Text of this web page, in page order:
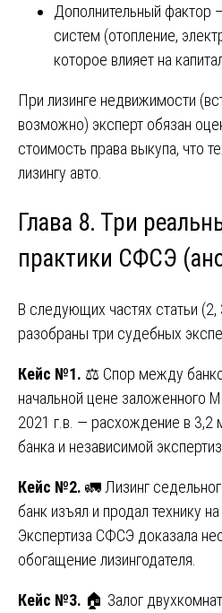
Дополнительный фактор
систем (отопление,
которое влияет на
При лизинге недвижимости
возможно) эксперт обязан
стоимость права выкупа, что
лизингу авто.
Глава 8. Три
практики СФСЭ
В следующих частях статьи (2,
разобраны три судебных
Кейс №1. ⚖️ Спор между
начальной цене заложенного
2021 г.в. — расхождение в 3,2
банка и независимой
Кейс №2. 🚛 Лизинг
банк изъял и продал технику
Экспертиза СФСЭ доказала
обогащение лизингодателя.
Кейс №3. 🏠 Залог